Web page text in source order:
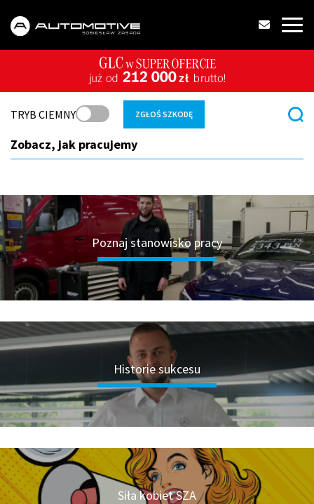
TRYB CIEMNY ZGŁOŚ SZKODĘ
Zobacz, jak pracujemy
Poznaj stanowisko pracy
Historie sukcesu
Siła kobiet SZA